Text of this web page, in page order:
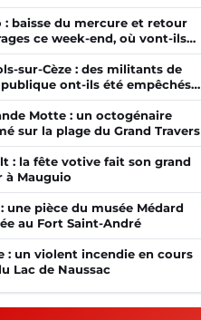
: baisse du mercure et retour
ce week-end, où vont-ils
?
sur-Cèze : des militants de
publique ont-ils été empêchés
par la mairie ?
Motte : un octogénaire
sur la plage du Grand Travers
: la fête votive fait son grand
à Mauguio
une pièce du musée Médard
au Fort Saint-André
: un violent incendie en cours
Lac de Naussac